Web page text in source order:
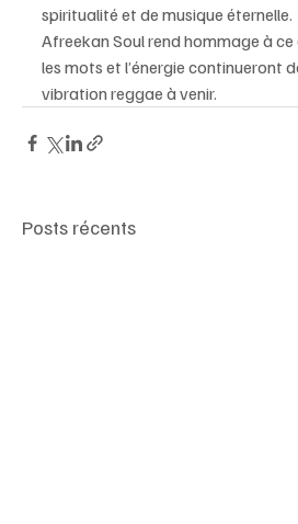
spiritualité et de musique éternelle.
Afreekan Soul rend hommage à
les mots et l’énergie continueront
vibration reggae à venir.
Posts récents